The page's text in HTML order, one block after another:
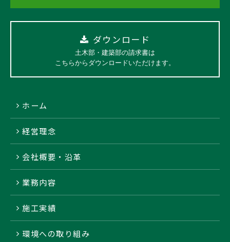
ダウンロード
土木部・建築部の請求書は
こちらからダウンロードいただけます。
ホーム
経営理念
会社概要・沿革
業務内容
施工実績
環境への取り組み